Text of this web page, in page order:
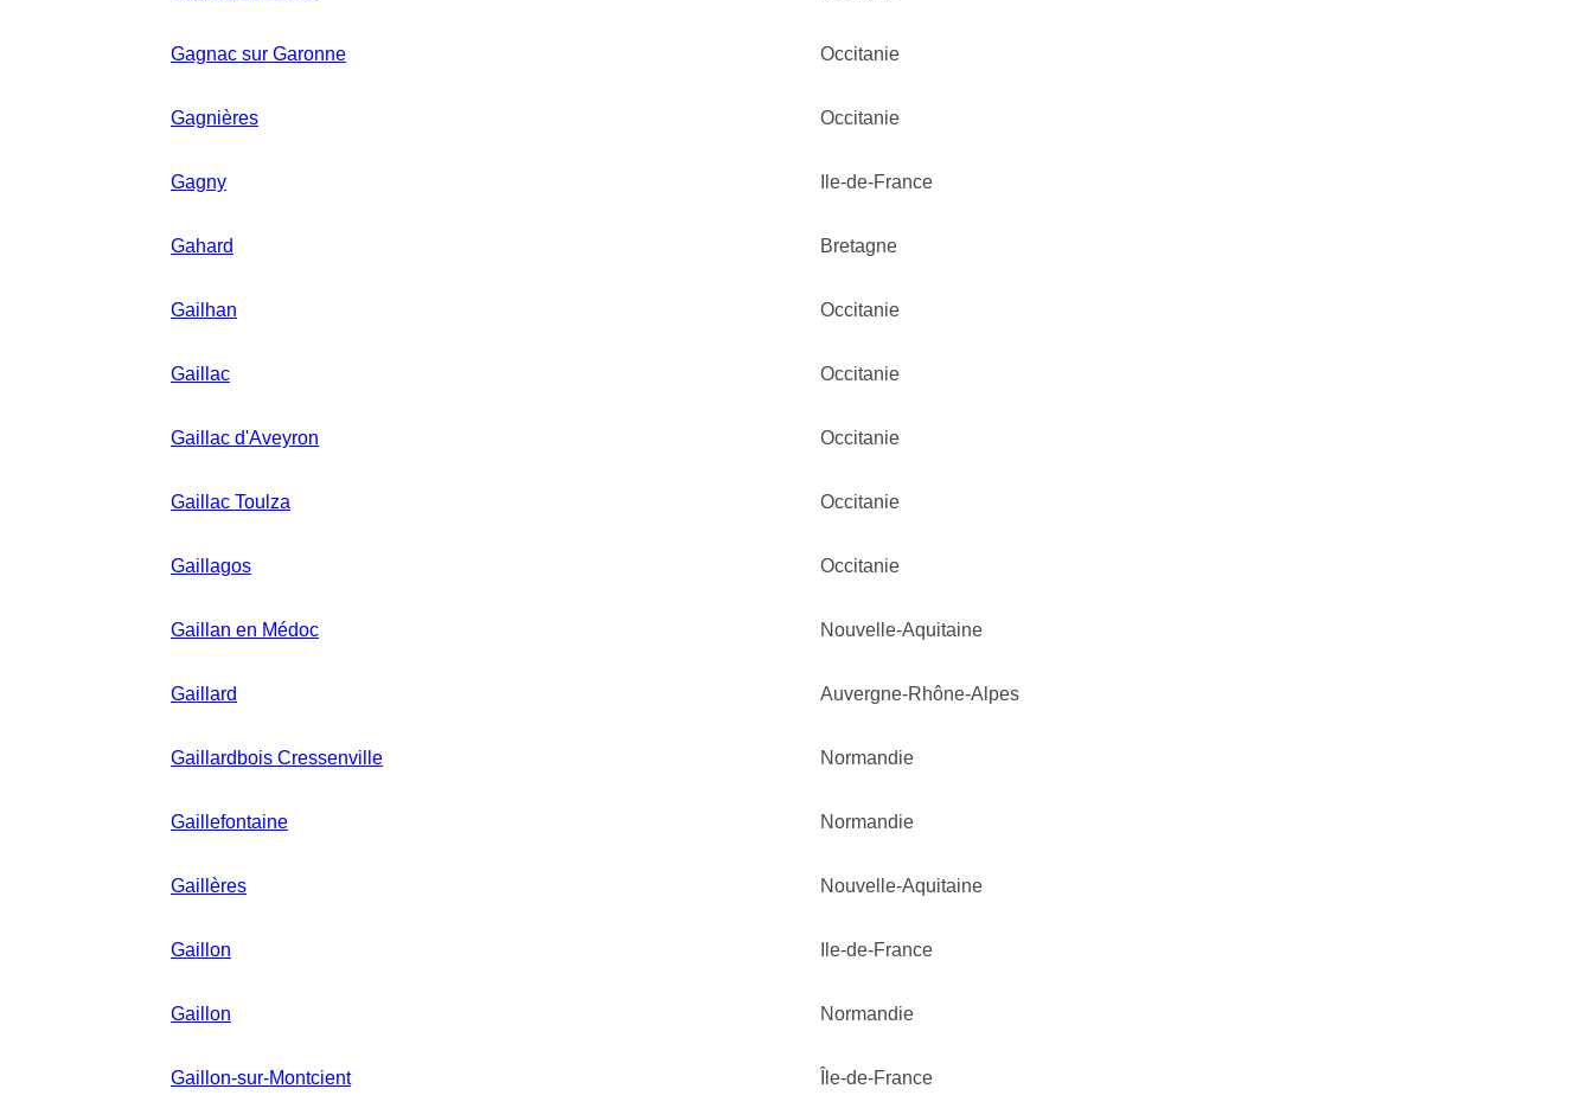
Gagnac sur Garonne Occitanie
Gagnières Occitanie
Gagny Ile-de-France
Gahard Bretagne
Gailhan Occitanie
Gaillac Occitanie
Gaillac d'Aveyron Occitanie
Gaillac Toulza Occitanie
Gaillagos Occitanie
Gaillan en Médoc Nouvelle-Aquitaine
Gaillard Auvergne-Rhône-Alpes
Gaillardbois Cressenville Normandie
Gaillefontaine Normandie
Gaillères Nouvelle-Aquitaine
Gaillon Ile-de-France
Gaillon Normandie
Gaillon-sur-Montcient Île-de-France